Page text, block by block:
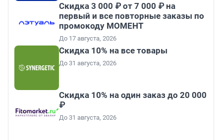
Скидка 3 000 ₽ от 7 000 ₽ на
первый и все повторные заказы по
промокоду МОМЕНТ
До 17 августа, 2026
Скидка 10% на все товары
До 31 августа, 2026
Скидка 10% на один заказ до 20 000
₽
До 31 августа, 2026